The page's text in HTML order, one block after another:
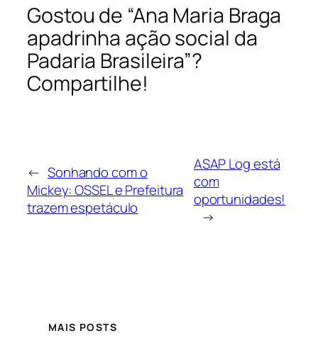
Gostou de “Ana Maria Braga
apadrinha ação social da
Padaria Brasileira”?
Compartilhe!
← Sonhando com o
Mickey: OSSEL e Prefeitura
trazem espetáculo
ASAP Log está
com
oportunidades!
→
MAIS POSTS